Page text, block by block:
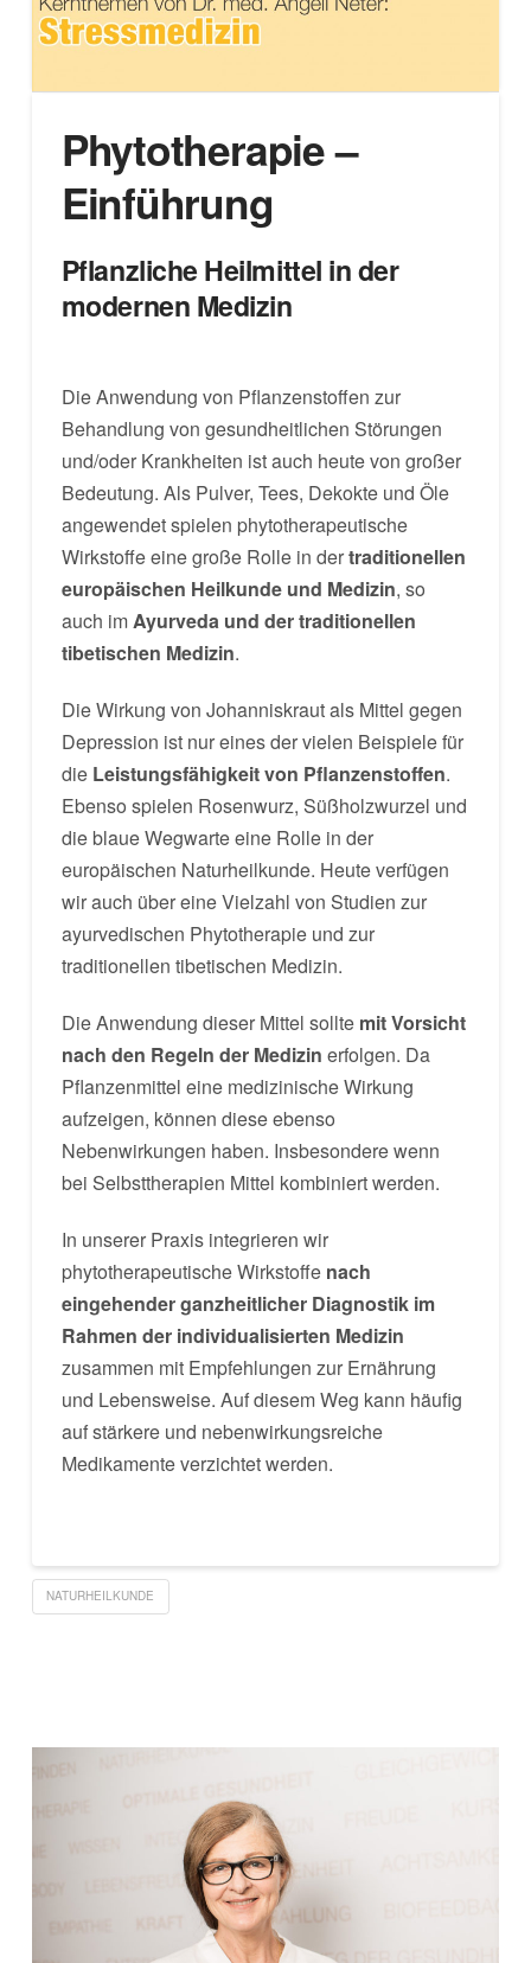
Phytotherapie –
Einführung
Pflanzliche Heilmittel in der
modernen Medizin
Die Anwendung von Pflanzenstoffen zur
Behandlung von gesundheitlichen Störungen
und/oder Krankheiten ist auch heute von großer
Bedeutung. Als Pulver, Tees, Dekokte und Öle
angewendet spielen phytotherapeutische
Wirkstoffe eine große Rolle in dertraditionellen
europäischen Heilkunde und Medizin, so
auch imAyurveda und der traditionellen
tibetischen Medizin.
Die Wirkung von Johanniskraut als Mittel gegen
Depression ist nur eines der vielen Beispiele für
die Leistungsfähigkeit von Pflanzenstoffen.
Ebenso spielen Rosenwurz, Süßholzwurzel und
die blaue Wegwarte eine Rolle in der
europäischen Naturheilkunde. Heute verfügen
wir auch über eine Vielzahl von Studien zur
ayurvedischen Phytotherapie und zur
traditionellen tibetischen Medizin.
Die Anwendung dieser Mittel sollte mit Vorsicht
nach den Regeln der Medizin erfolgen. Da
Pflanzenmittel eine medizinische Wirkung
aufzeigen, können diese ebenso
Nebenwirkungen haben. Insbesondere wenn
bei Selbsttherapien Mittel kombiniert werden.
In unserer Praxis integrieren wir
phytotherapeutische Wirkstoffe nach
eingehender ganzheitlicher Diagnostik im
Rahmen der individualisierten Medizin
zusammen mit Empfehlungen zur Ernährung
und Lebensweise. Auf diesem Weg kann häufig
auf stärkere und nebenwirkungsreiche
Medikamente verzichtet werden.
NATURHEILKUNDE